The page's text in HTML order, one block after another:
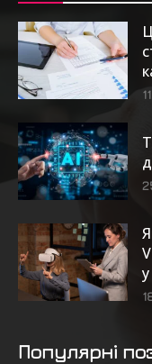
Популярні